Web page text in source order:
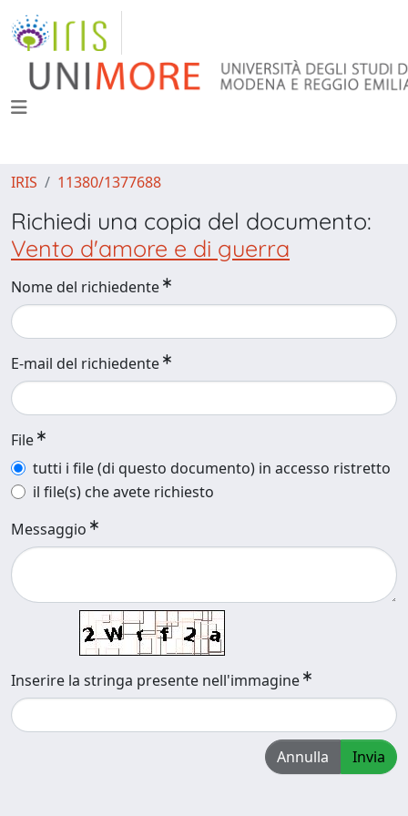
IRIS 11380/1377688
Richiedi una copia del documento:
Vento d'amore e di guerra
Nome del richiedente
E-mail del richiedente
File
tutti i file (di questo documento) in accesso ristretto
il file(s) che avete richiesto
Messaggio
Inserire la stringa presente nell'immagine
Annulla Invia